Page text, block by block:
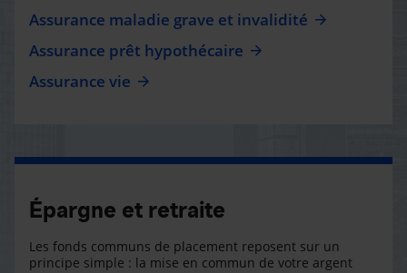
Assurance maladie grave et invalidité
Assurance prêt hypothécaire
Assurance vie
Épargne et retraite
Les fonds communs de placement reposent sur un
principe simple : la mise en commun de votre argent